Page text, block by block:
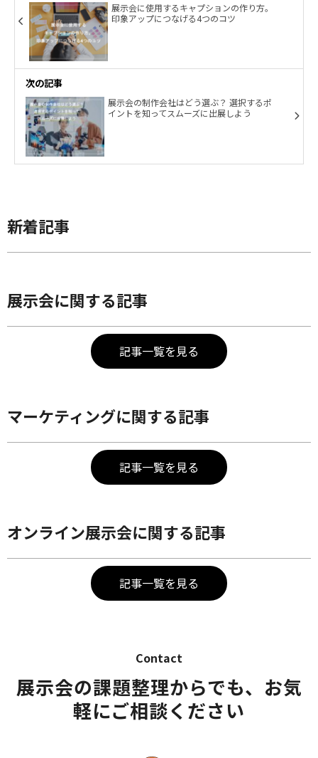
展示会に使用するキャプションの作り方。
印象アップにつなげる4つのコツ
次の記事
展示会の制作会社はどう選ぶ？ 選択するポ
イントを知ってスムーズに出展しよう
新着記事
展示会に関する記事
記事一覧を見る
マーケティングに関する記事
記事一覧を見る
オンライン展示会に関する記事
記事一覧を見る
Contact
展示会の課題整理からでも、お気
軽にご相談ください